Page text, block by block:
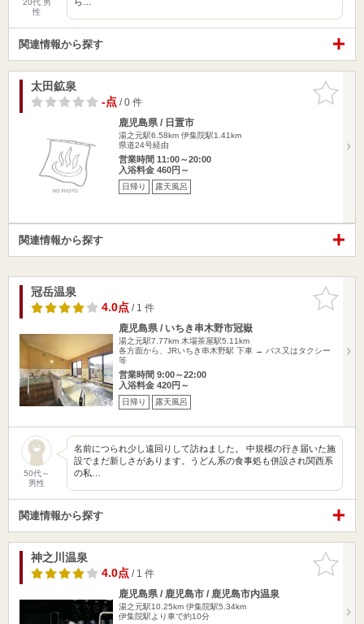
20代 男
性
関連情報から探す
お気に入
りに追加
太田鉱泉
-点/ 0 件
鹿児島県 / 日置市
湯之元駅6.58km 伊集院駅1.41km
県道24号経由
営業時間 11:00～20:00
入浴料金 460円～
日帰り 露天風呂
関連情報から探す
お気に入
りに追加
冠岳温泉
4.0点/ 1 件
鹿児島県 / いちき串木野市冠嶽
湯之元駅7.77km 木場茶屋駅5.11km
各方面から、JRいちき串木野駅 下車 → バス又はタクシー
等
営業時間 9:00～22:00
入浴料金 420円～
日帰り 露天風呂
50代～
男性
名前につられ少し遠回りして訪ねました。 中規模の行き届いた施
設でまだ新しさがあります。うどん系の食事処も併設され関西系
の私…
関連情報から探す
お気に入
りに追加
神之川温泉
4.0点/ 1 件
鹿児島県 / 鹿児島市 / 鹿児島市内温泉
湯之元駅10.25km 伊集院駅5.34km
伊集院駅より車で約10分